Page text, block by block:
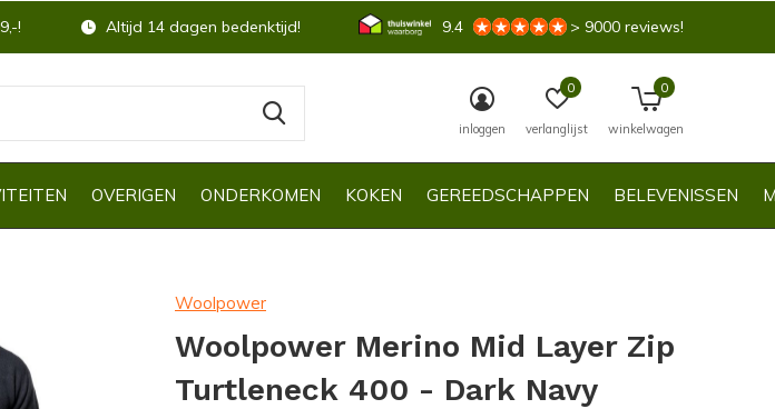
OVERIGEN ONDERKOMEN KOKEN GEREEDSCHAPPEN BELEVENISSEN
inloggen verlanglijst
0
winkelwagen
0
! Altijd 14 dagen bedenktijd! 9.4 > 9000 reviews!
Woolpower
Woolpower Merino Mid Layer Zip
Turtleneck 400 - Dark Navy